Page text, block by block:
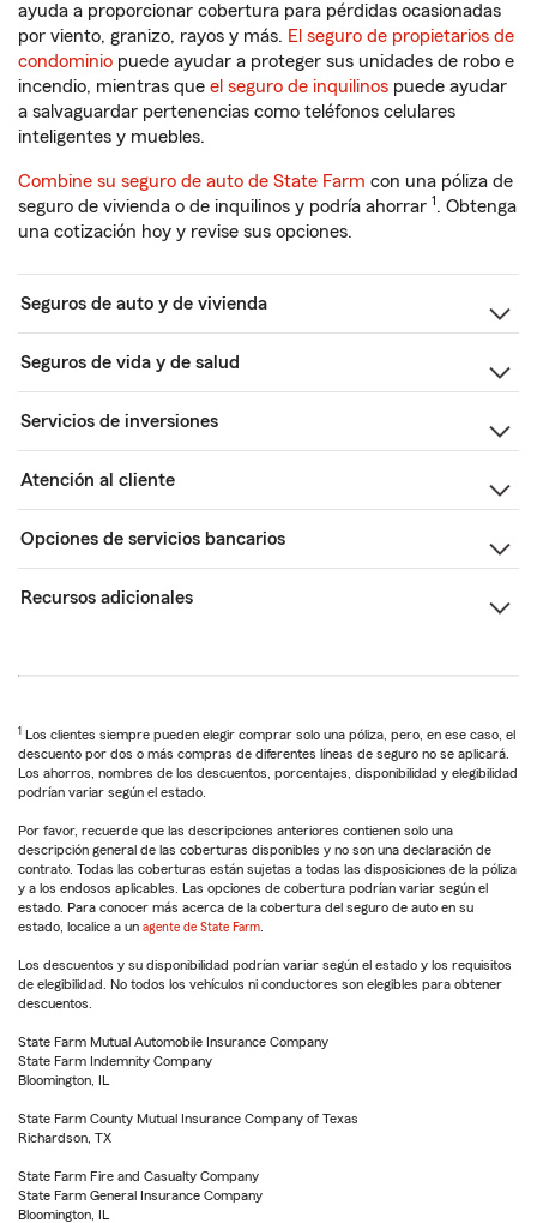
ayuda a proporcionar cobertura para pérdidas ocasionadas
por viento, granizo, rayos y más. El seguro de propietarios de
condominio puede ayudar a proteger sus unidades de robo e
incendio, mientras que el seguro de inquilinos puede ayudar
a salvaguardar pertenencias como teléfonos celulares
inteligentes y muebles.
Combine su seguro de auto de State Farm con una póliza de
seguro de vivienda o de inquilinos y podría ahorrar 1. Obtenga
una cotización hoy y revise sus opciones.
Seguros de auto y de vivienda
Seguros de vida y de salud
Servicios de inversiones
Atención al cliente
Opciones de servicios bancarios
Recursos adicionales
1 Los clientes siempre pueden elegir comprar solo una póliza, pero, en ese caso, el
descuento por dos o más compras de diferentes líneas de seguro no se aplicará.
Los ahorros, nombres de los descuentos, porcentajes, disponibilidad y elegibilidad
podrían variar según el estado.
Por favor, recuerde que las descripciones anteriores contienen solo una
descripción general de las coberturas disponibles y no son una declaración de
contrato. Todas las coberturas están sujetas a todas las disposiciones de la póliza
y a los endosos aplicables. Las opciones de cobertura podrían variar según el
estado. Para conocer más acerca de la cobertura del seguro de auto en su
estado, localice a un agente de State Farm
Los descuentos y su disponibilidad podrían variar según el estado y los requisitos
de elegibilidad. No todos los vehículos ni conductores son elegibles para obtener
descuentos.
State Farm Mutual Automobile Insurance Company
State Farm Indemnity Company
Bloomington, IL
State Farm County Mutual Insurance Company of Texas
Richardson, TX
State Farm Fire and Casualty Company
State Farm General Insurance Company
Bloomington, IL